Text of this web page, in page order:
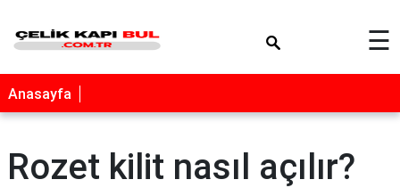
☰
Anasayfa
Rozet kilit nasıl açılır?